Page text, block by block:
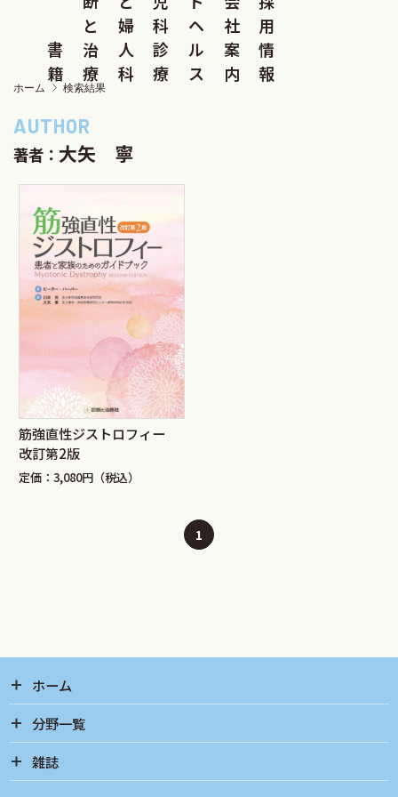
書
籍
と
治
療
婦
人
科
科
診
療
ヘ
ル
ス
社
案
内
用
情
報
ホーム 検索結果
著者： 大矢 寧
筋強直性ジストロフィー
改訂第2版
定価：3,080円（税込）
1
ホーム
分野一覧
雑誌